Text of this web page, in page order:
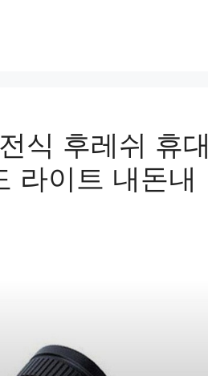
식 후레쉬 휴대
라이트 내돈내